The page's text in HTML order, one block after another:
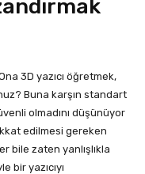
3D yazıcı öğretmek,
Buna karşın standart
olmadını düşünüyor
edilmesi gereken
bile zaten yanlışlıkla
bir yazıcıyı